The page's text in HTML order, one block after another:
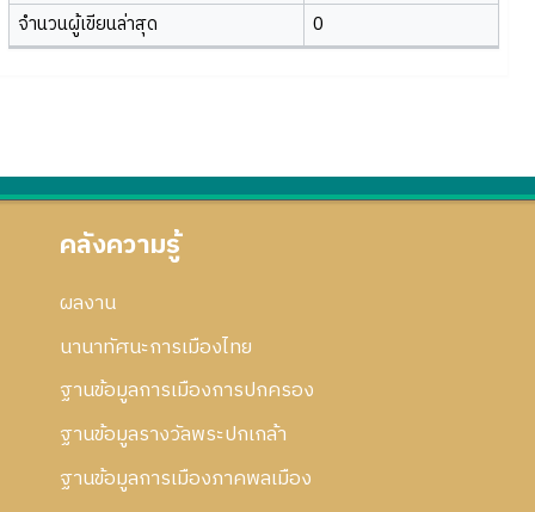
จำนวนผู้เขียนล่าสุด 0
คลังความรู้
ผลงาน
นานาทัศนะการเมืองไทย
ฐานข้อมูลการเมืองการปกครอง
ฐานข้อมูลรางวัลพระปกเกล้า
ฐานข้อมูลการเมืองภาคพลเมือง